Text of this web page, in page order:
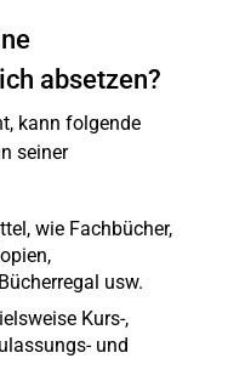
absetzen?
kann folgende
seiner
wie Fachbücher,
usw.
Kurs-,
und